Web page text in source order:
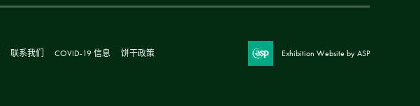
联系我们 COVID-19 信息 饼干政策 Exhibition Website by ASP